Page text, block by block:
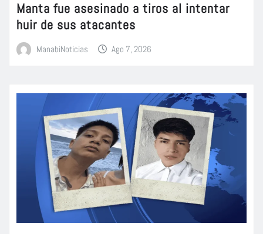
Manta fue asesinado a tiros al intentar
huir de sus atacantes
ManabiNoticias Ago 7, 2026